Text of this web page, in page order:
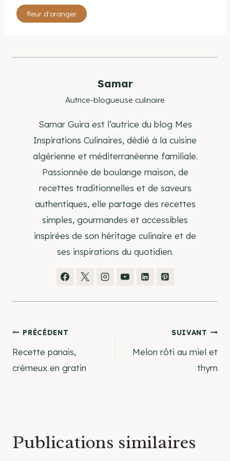
Étiquettes
de
publication :
fleur d'oranger
Samar
Autrice-blogueuse culinaire
Samar Guira est l’autrice du blog Mes
Inspirations Culinaires, dédié à la cuisine
algérienne et méditerranéenne familiale.
Passionnée de boulange maison, de
recettes traditionnelles et de saveurs
authentiques, elle partage des recettes
simples, gourmandes et accessibles
inspirées de son héritage culinaire et de
ses inspirations du quotidien.
Navigation
de
PRÉCÉDENT
Recette panais,
crémeux en gratin
SUIVANT
Melon rôti au miel et
thym
Publications similaires